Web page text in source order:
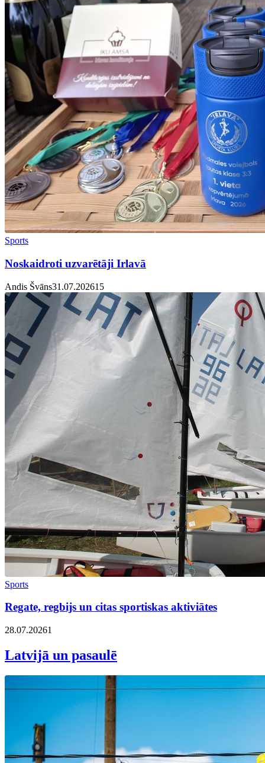
Sports
Noskaidroti uzvarētāji Irlavā
Andis Švāns31.07.20261 5
Sports
Regate, regbijs un citas sportiskas aktiviātes
28.07.20261
Latvijā un pasaulē